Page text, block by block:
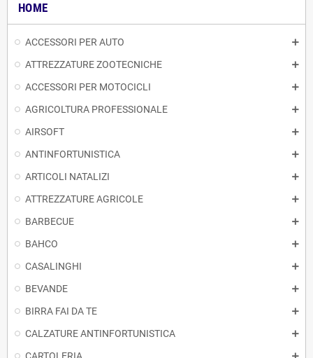
HOME
ACCESSORI PER AUTO
ATTREZZATURE ZOOTECNICHE
ACCESSORI PER MOTOCICLI
AGRICOLTURA PROFESSIONALE
AIRSOFT
ANTINFORTUNISTICA
ARTICOLI NATALIZI
ATTREZZATURE AGRICOLE
BARBECUE
BAHCO
CASALINGHI
BEVANDE
BIRRA FAI DA TE
CALZATURE ANTINFORTUNISTICA